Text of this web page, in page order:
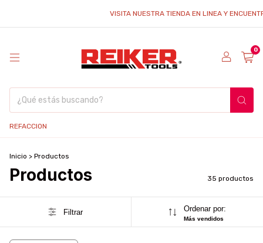
VISITA NUESTRA TIENDA EN LINEA Y ENCUENTRA
0
REFACCION
Inicio > Productos
Productos 35 productos
Filtrar Ordenar por:
Más vendidos